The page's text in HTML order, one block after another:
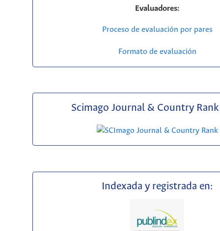
Evaluadores:
Proceso de evaluación por pares
Formato de evaluación
Scimago Journal & Country Rank
Indexada y registrada en: